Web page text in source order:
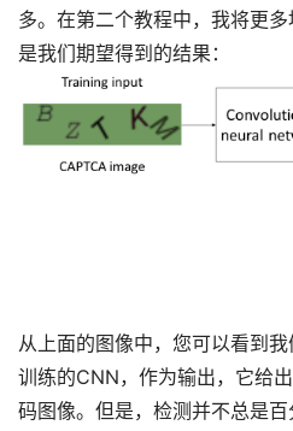
多。在第二个教程中，我将更
是我们期望得到的结果：
从上面的图像中，您可以看到
训练的CNN，作为输出，它给
码图像。但是，检测并不总是